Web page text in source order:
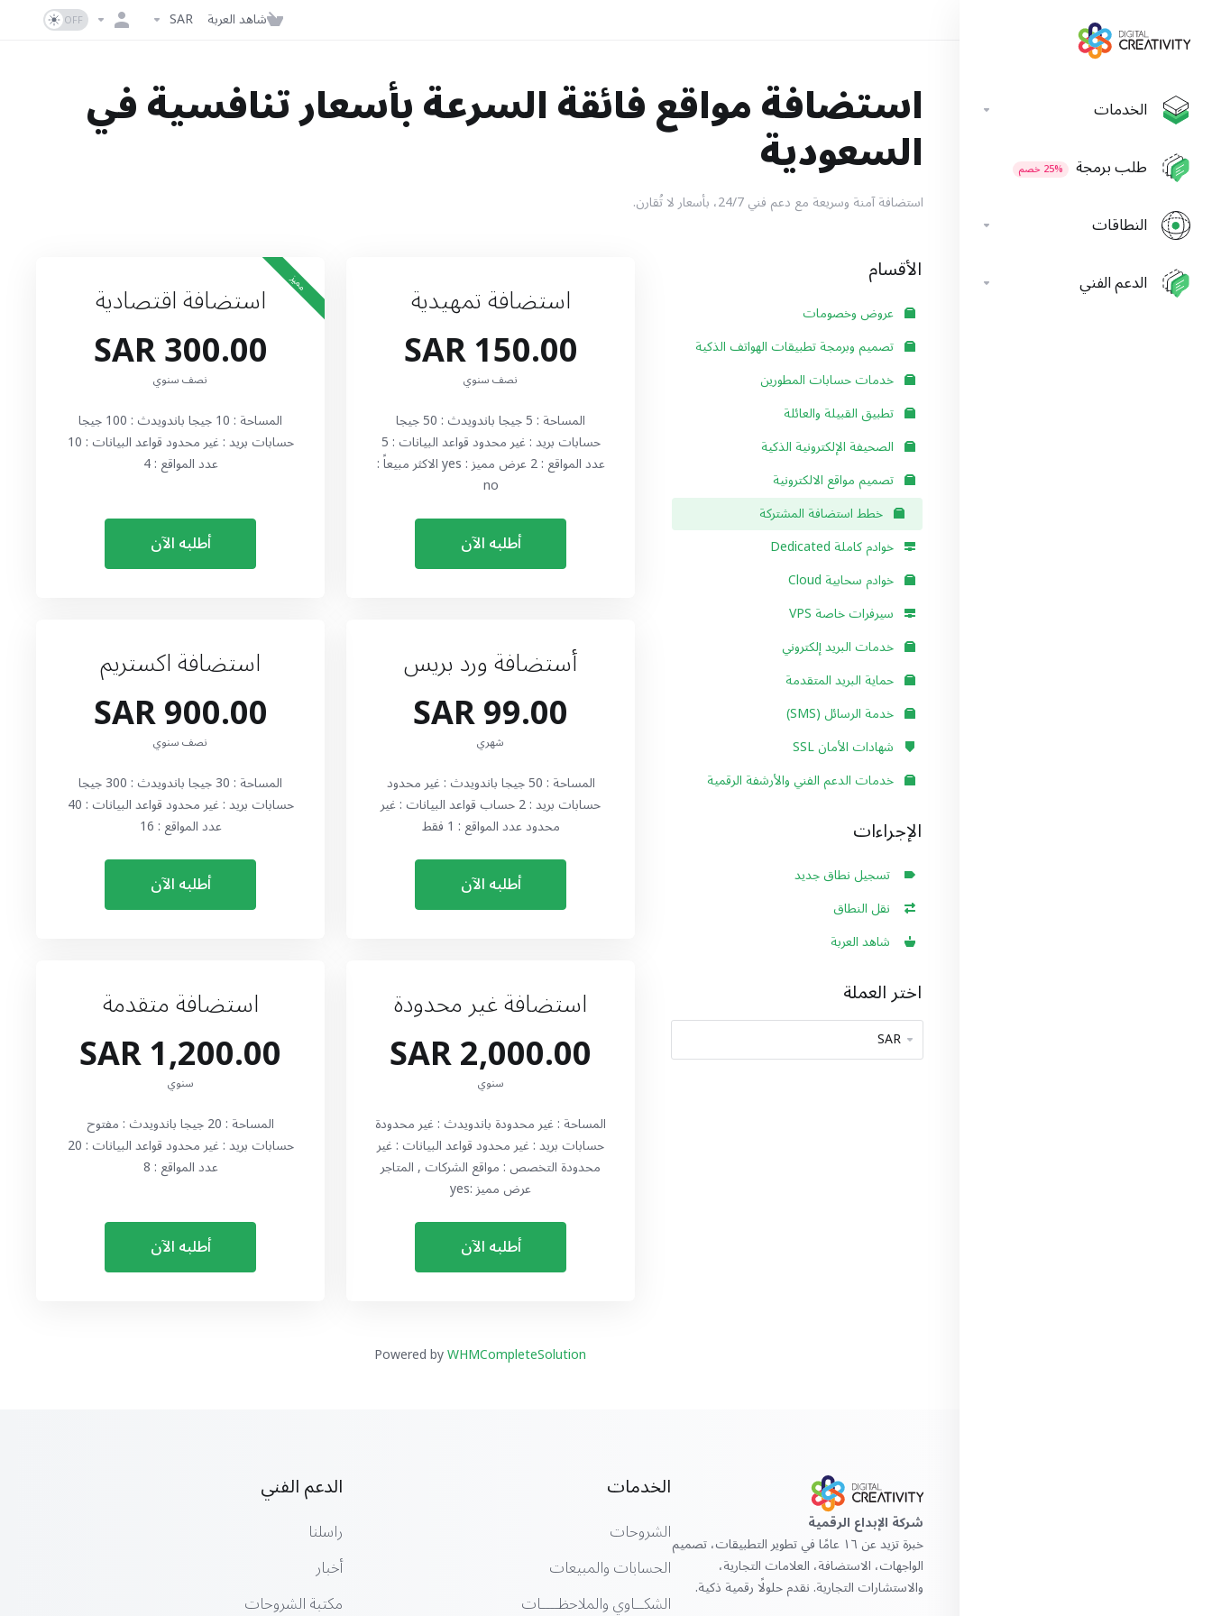
الخدمات
طلب برمجة
25% خصم
النطاقات
الدعم الفني
شاهد العربة SAR
استضافة مواقع فائقة السرعة بأسعار تنافسية في
السعودية
استضافة آمنة وسريعة مع دعم فني 24/7، بأسعار لا تُقارن.
الأقسام
عروض وخصومات
تصميم وبرمجة تطبيقات الهواتف الذكية
خدمات حسابات المطورين
تطبيق القبيلة والعائلة
الصحيفة الإلكترونية الذكية
تصميم مواقع الالكترونية
خطط استضافة المشتركة
خوادم كاملة Dedicated
خوادم سحابية Cloud
سيرفرات خاصة VPS
خدمات البريد إلكتروني
حماية البريد المتقدمة
خدمة الرسائل (SMS)
شهادات الأمان SSL
خدمات الدعم الفني والأرشفة الرقمية
الإجراءات
تسجيل نطاق جديد
نقل النطاق
شاهد العربة
اختر العملة
استضافة تمهيدية
150.00 SAR
نصف سنوي
المساحة : 5 جيجا باندويدث : 50 جيجا
حسابات بريد : غير محدود قواعد البيانات : 5
عدد المواقع : 2 عرض مميز : yes الاكثر مبيعاً :
no
أطلبه الآن
مميز استضافة اقتصادية
300.00 SAR
نصف سنوي
المساحة : 10 جيجا باندويدث : 100 جيجا
حسابات بريد : غير محدود قواعد البيانات : 10
عدد المواقع : 4
أطلبه الآن
أستضافة ورد بريس
99.00 SAR
شهري
المساحة : 50 جيجا باندويدث : غير محدود
حسابات بريد : 2 حساب قواعد البيانات : غير
محدود عدد المواقع : 1 فقط
أطلبه الآن
استضافة اكستريم
900.00 SAR
نصف سنوي
المساحة : 30 جيجا باندويدث : 300 جيجا
حسابات بريد : غير محدود قواعد البيانات : 40
عدد المواقع : 16
أطلبه الآن
استضافة غير محدودة
2,000.00 SAR
سنوي
المساحة : غير محدودة باندويدث : غير محدودة
حسابات بريد : غير محدود قواعد البيانات : غير
محدودة التخصص : مواقع الشركات , المتاجر
عرض مميز :yes
أطلبه الآن
استضافة متقدمة
1,200.00 SAR
سنوي
المساحة : 20 جيجا باندويدث : مفتوح
حسابات بريد : غير محدود قواعد البيانات : 20
عدد المواقع : 8
أطلبه الآن
Powered byWHMCompleteSolution
شركة الإبداع الرقمية
خبرة تزيد عن ١٦ عامًا في تطوير التطبيقات، تصميم
الواجهات، الاستضافة، العلامات التجارية،
والاستشارات التجارية. نقدم حلولًا رقمية ذكية.
الخدمات
الشروحات
الحسابات والمبيعات
الشكــاوي والملاحظــــات
الدعم الفني
راسلنا
أخبار
مكتبة الشروحات